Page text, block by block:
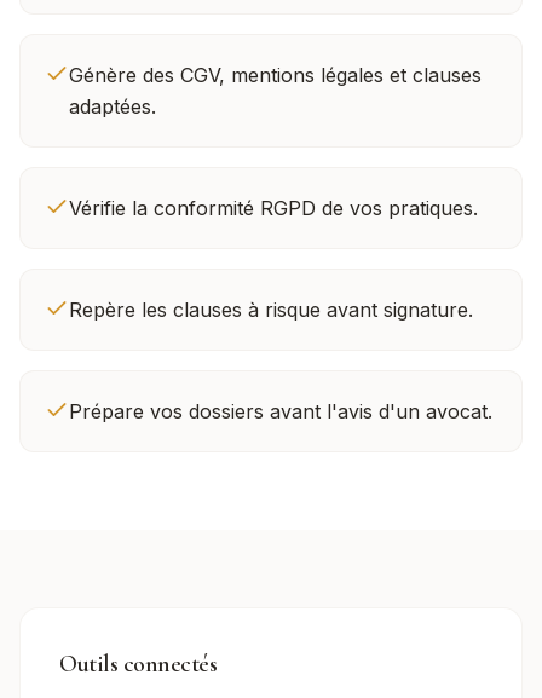
Génère des CGV, mentions légales et clauses
adaptées.
Vérifie la conformité RGPD de vos pratiques.
Repère les clauses à risque avant signature.
Prépare vos dossiers avant l'avis d'un avocat.
Outils connectés